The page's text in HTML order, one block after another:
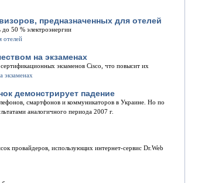
предназначенных для отелей
до 50 % электроэнергии
на экзаменах
экзаменов Cisco, что повысит их
демонстрирует падение
смартфонов и коммуникаторов в Украине. Но по
аналогичного периода 2007 г.
провайдеров, использующих интернет-сервис Dr.Web